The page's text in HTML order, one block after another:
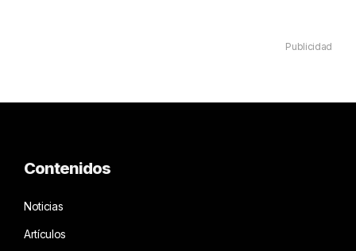
Publicidad
Contenidos
Noticias
Artículos